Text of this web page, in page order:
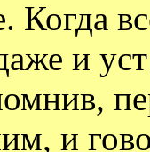
Когда
и
и